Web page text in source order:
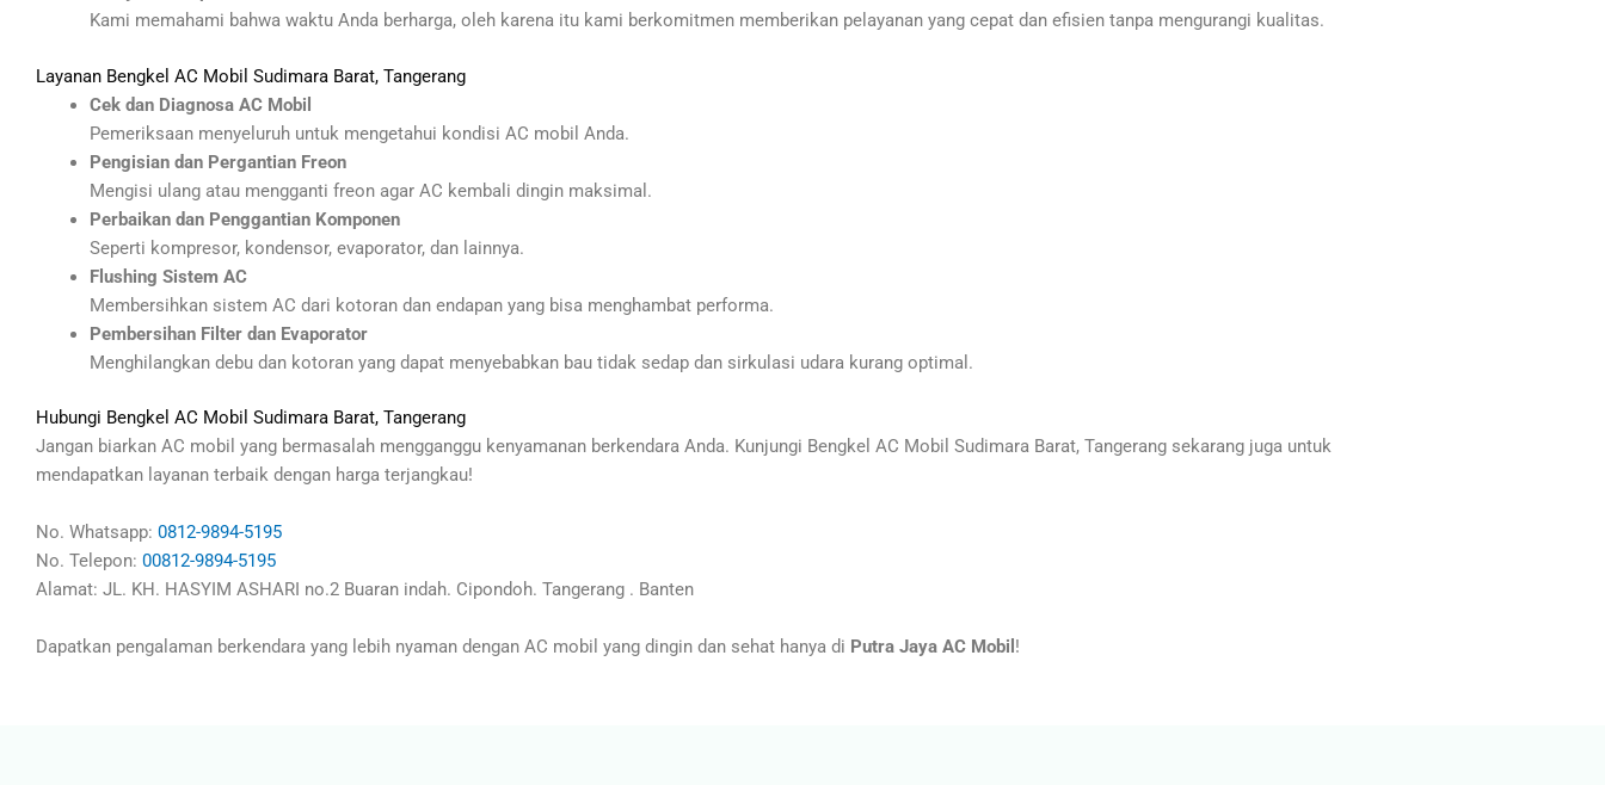
Kami memahami bahwa waktu Anda berharga, oleh karena itu kami berkomitmen memberikan pelayanan yang cepat dan efisien tanpa mengurangi kualitas.
Layanan Bengkel AC Mobil Sudimara Barat, Tangerang
Cek dan Diagnosa AC Mobil
Pemeriksaan menyeluruh untuk mengetahui kondisi AC mobil Anda.
Pengisian dan Pergantian Freon
Mengisi ulang atau mengganti freon agar AC kembali dingin maksimal.
Perbaikan dan Penggantian Komponen
Seperti kompresor, kondensor, evaporator, dan lainnya.
Flushing Sistem AC
Membersihkan sistem AC dari kotoran dan endapan yang bisa menghambat performa.
Pembersihan Filter dan Evaporator
Menghilangkan debu dan kotoran yang dapat menyebabkan bau tidak sedap dan sirkulasi udara kurang optimal.
Hubungi Bengkel AC Mobil Sudimara Barat, Tangerang
Jangan biarkan AC mobil yang bermasalah mengganggu kenyamanan berkendara Anda. Kunjungi Bengkel AC Mobil Sudimara Barat, Tangerang sekarang juga untuk
mendapatkan layanan terbaik dengan harga terjangkau!
No. Whatsapp: 0812-9894-5195
No. Telepon: 00812-9894-5195
Alamat: JL. KH. HASYIM ASHARI no.2 Buaran indah. Cipondoh. Tangerang . Banten
Dapatkan pengalaman berkendara yang lebih nyaman dengan AC mobil yang dingin dan sehat hanya di Putra Jaya AC Mobil !